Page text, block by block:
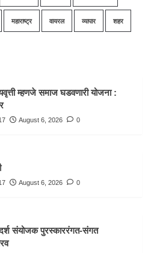
महाराष्ट्र वायरल व्यापार शहर
म्हणजे समाज घडवणारी योजना :
August 6, 2026 0
August 6, 2026 0
संयोजक पुरस्काररंगत-संगत